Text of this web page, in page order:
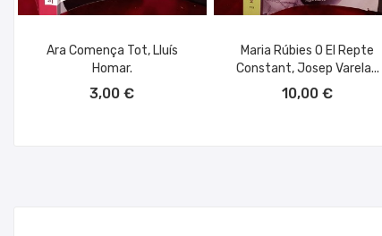
Ara Comença Tot, Lluís
Homar.
3,00 €
Maria Rúbies O El Repte
Constant, Josep Varela...
10,00 €